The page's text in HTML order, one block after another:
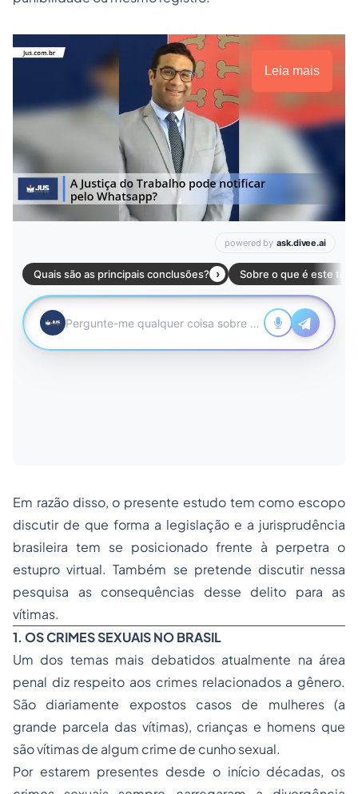
Leia mais
Em razão disso, o presente estudo tem como escopo
discutir de que forma a legislação e a jurisprudência
brasileira tem se posicionado frente à perpetra o
estupro virtual. Também se pretende discutir nessa
pesquisa as consequências desse delito para as
vítimas.
1. OS CRIMES SEXUAIS NO BRASIL
Um dos temas mais debatidos atualmente na área
penal diz respeito aos crimes relacionados a gênero.
São diariamente expostos casos de mulheres (a
grande parcela das vítimas), crianças e homens que
são vítimas de algum crime de cunho sexual.
Por estarem presentes desde o início décadas, os